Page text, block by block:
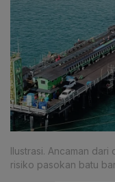
Ilustrasi. Ancaman
risiko pasokan batu